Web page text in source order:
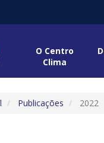
O Centro
Clima
Publicações 2022